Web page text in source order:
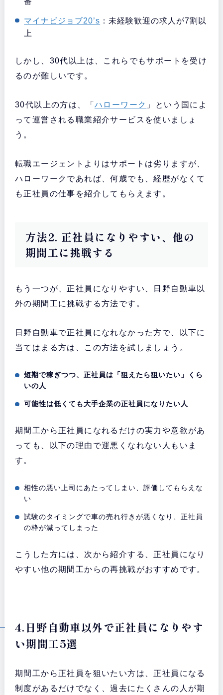
マイナビジョブ20’s ：未経験歓迎の求人が7割以
上
しかし、30代以上は、これらでもサポートを受け
るのが難しいです。
30代以上の方は、「 ハローワーク 」という国によ
って運営される職業紹介サービスを使いましょ
う。
転職エージェントよりはサポートは劣りますが、
ハローワークであれば、何歳でも、経歴がなくて
も正社員の仕事を紹介してもらえます。
方法2. 正社員になりやすい、他の
期間工に挑戦する
もう一つが、正社員になりやすい、日野自動車以
外の期間工に挑戦する方法です。
日野自動車で正社員になれなかった方で、以下に
当てはまる方は、この方法を試しましょう。
短期で稼ぎつつ、正社員は「狙えたら狙いたい」くら
いの人
可能性は低くても大手企業の正社員になりたい人
期間工から正社員になれるだけの実力や意欲があ
っても、以下の理由で運悪くなれない人もいま
す。
相性の悪い上司にあたってしまい、評価してもらえな
い
試験のタイミングで車の売れ行きが悪くなり、正社員
の枠が減ってしまった
こうした方には、次から紹介する、正社員になり
やすい他の期間工からの再挑戦がおすすめです。
4.日野自動車以外で正社員になりやす
い期間工5選
期間工から正社員を狙いたい方は、正社員になる
制度があるだけでなく、過去にたくさんの人が期